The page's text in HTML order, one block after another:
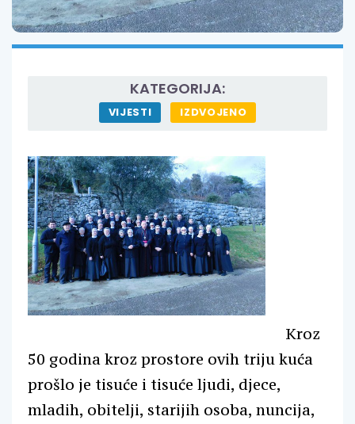
KATEGORIJA:
VIJESTI IZDVOJENO
Kroz
50 godina kroz prostore ovih triju kuća
prošlo je tisuće i tisuće ljudi, djece,
mladih, obitelji, starijih osoba, nuncija,